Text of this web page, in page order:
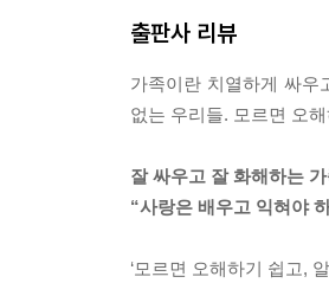
화해는 그다음 문제입니
건 아직 우리에게 사랑
--- p.34
‘나는 항상 좋은 감정을
나에게 이렇게 말하세
출판사 리뷰
가족이란 치열하게 싸
없는 우리들. 모르면 오
잘 싸우고 잘 화해하는
“사랑은 배우고 익혀야
‘모르면 오해하기 쉽고,